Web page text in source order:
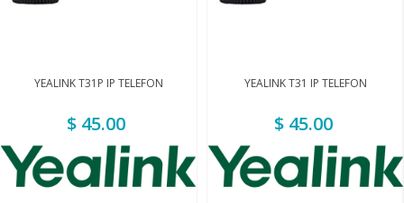
YEALINK T31P IP TELEFON
$ 45.00
YEALINK T31 IP TELEFON
$ 45.00